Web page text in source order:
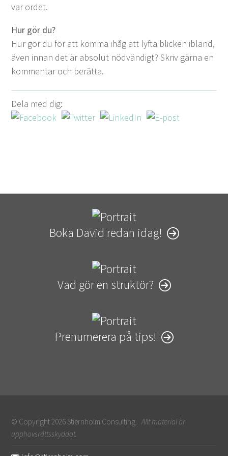
var ordet.
Hur gör du?
Hur gör du för att kom­ma ihåg att lyf­ta blick­en ibland,
även innan det är abso­lut nöd­vändigt? Skriv gär­na en
kom­men­tar och berätta.
Dela med dig:
Boka David redan idag!
Vad gör en struktör?
Prenumerera på tips!
© Copyright 2026 Stiernholm Consulting.Allt material är
upphovsrättsskyddat.